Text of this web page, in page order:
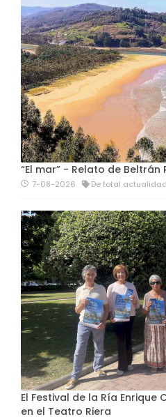
“El mar” - Relato de Beltrán
7-08-2026 De total actualidad
El Festival de la Ría Enrique
en el Teatro Riera